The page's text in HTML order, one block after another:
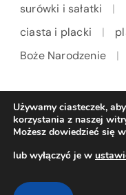
surówki i sałatki
ciasta i placki
Boże Narodzenie
Używamy ciasteczek,
korzystania z naszej
Możesz dowiedzieć się
lub wyłączyć je w